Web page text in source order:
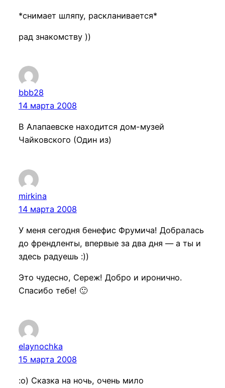
*снимает шляпу, раскланивается*
рад знакомству ))
bbb28
14 марта 2008
В Алапаевске находится дом-музей
Чайковского (Один из)
mirkina
14 марта 2008
У меня сегодня бенефис Фрумича! Добралась
до френдленты, впервые за два дня — а ты и
здесь радуешь :))
Это чудесно, Сереж! Добро и иронично.
Спасибо тебе! 🙂
elaynochka
15 марта 2008
:о) Сказка на ночь, очень мило